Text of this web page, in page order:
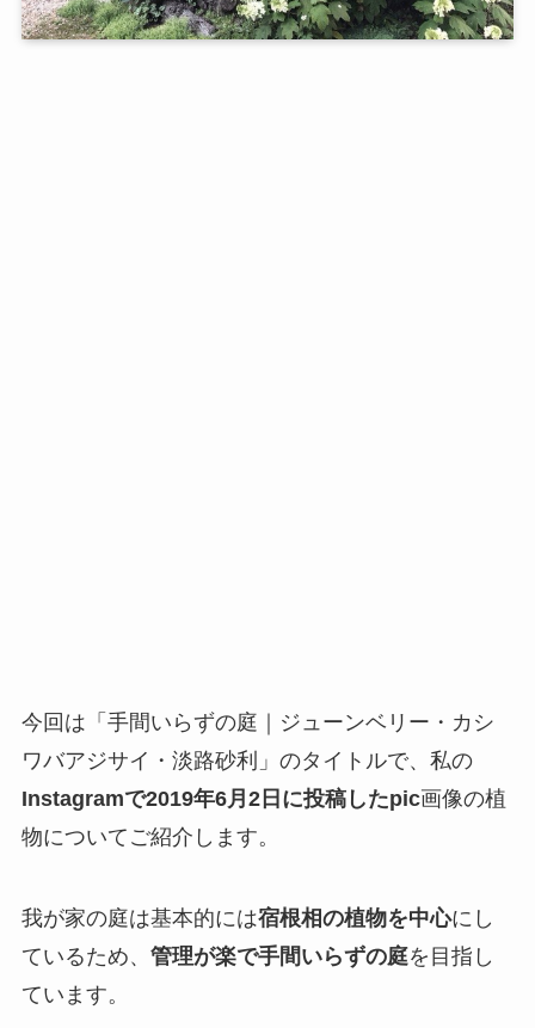
今回は「手間いらずの庭｜ジューンベリー・カシ
ワバアジサイ・淡路砂利」のタイトルで、私の
Instagramで2019年6月2日に投稿したpic画像の植
物についてご紹介します。
我が家の庭は基本的には宿根相の植物を中心にし
ているため、 管理が楽で手間いらずの庭を目指し
ています。